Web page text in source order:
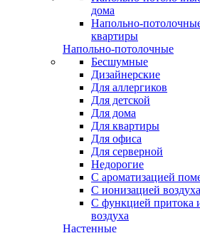
дома
Напольно-
квартиры
Напольно-потолочные
Бесшумные
Дизайнерские
Для аллергиков
Для детской
Для дома
Для квартиры
Для офиса
Для серверной
Недорогие
С ароматизацией
С ионизацией воздуха
С функцией притока
воздуха
Настенные